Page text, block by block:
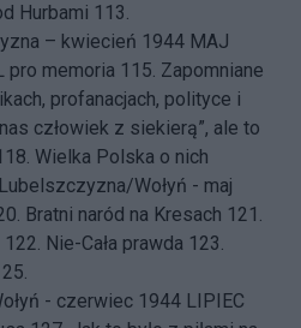
Hurbami 113.
– kwiecień 1944 MAJ
pro memoria 115. Zapomniane
profanacjach, polityce i
nas człowiek z siekierą”, ale to
Wielka Polska o nich
Wołyń - maj
Bratni naród na Kresach 121.
122. Nie-Cała prawda 123.
- czerwiec 1944 LIPIEC